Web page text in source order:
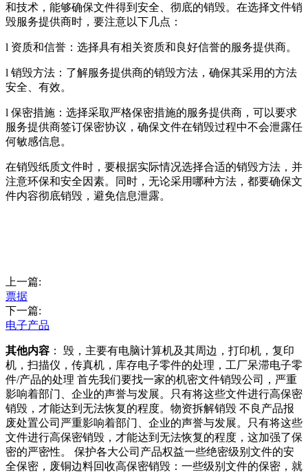
和技术，能够确保文件得到安全、彻底的销毁。在选择文件销
毁服务提供商时，要注意以下几点：
l 资质和信誉：选择具有相关资质和良好信誉的服务提供商。
l 销毁方法：了解服务提供商的销毁方法，确保其采用的方法
安全、有效。
l 保密措施：选择采取严格保密措施的服务提供商，可以要求
服务提供商签订保密协议，确保文件在销毁过程中不会泄露任
何敏感信息。
在销毁纸质文件时，要根据实际情况选择合适的销毁方法，并
注意环保和安全因素。同时，无论采用哪种方法，都要确保文
件内容彻底销毁，避免信息泄露。
上一篇:
票据
下一篇:
电子产品
其他内容 ： 毁，主要有电脑计算机及其周边，打印机，复印
机，扫描仪，传真机，库存电子零件的处理，工厂呆滞电子零
件/产品的处理 首先我们要找一家的机密文件销毁公司，严重
影响着部门、企业的声誉与发展。只有将这些文件进行高保密
销毁，才能达到无法恢复的程度。物资拆解销毁 不良产品报
废处置公司严重影响着部门、企业的声誉与发展。只有将这些
文件进行高保密销毁，才能达到无法恢复的程度，这加强了保
密的严密性。 保护各大公司产品权益一些绝密级别文件的安
全保密，废铜边料回收高保密销毁：一些级别文件的保密，就